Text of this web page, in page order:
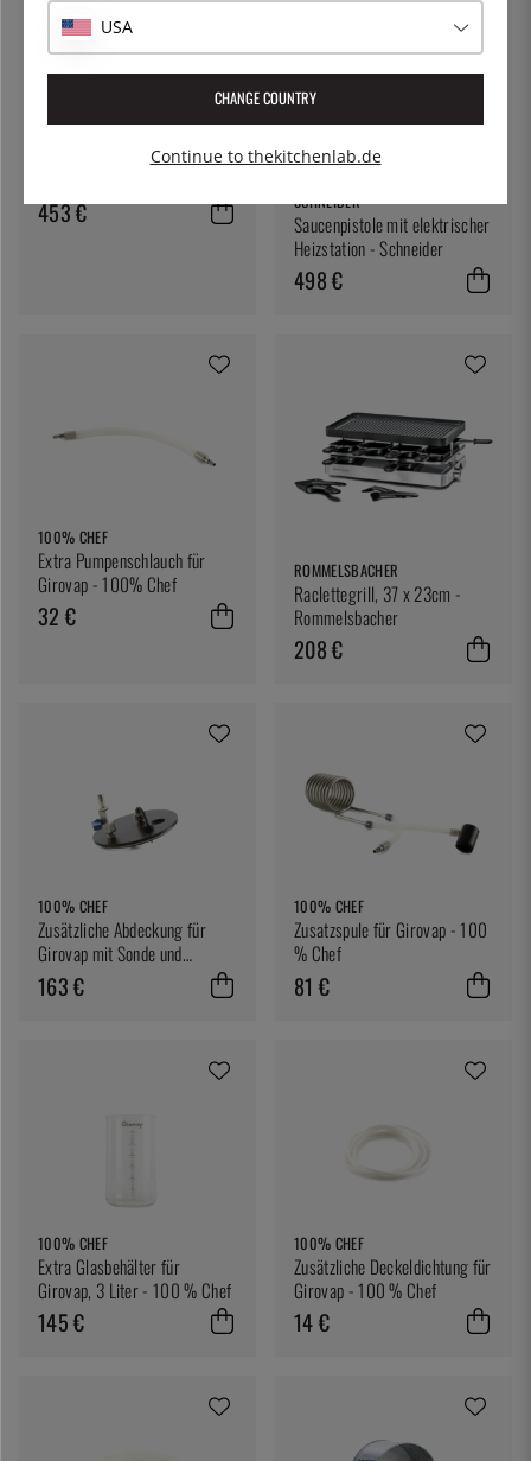
Elektrische Grillplatte 51,8 x
453 € SCHNEIDER
Saucenpistole mit elektrischer
Heizstation - Schneider
498 €
100% CHEF
Extra Pumpenschlauch für
Girovap - 100% Chef
32 €
ROMMELSBACHER
Raclettegrill, 37 x 23cm -
Rommelsbacher
208 €
100% CHEF
Zusätzliche Abdeckung für
Girovap mit Sonde und
Wasserhahn - 100 % Chef
163 €
100% CHEF
Zusatzspule für Girovap - 100
% Chef
81 €
100% CHEF
Extra Glasbehälter für
Girovap, 3 Liter - 100 % Chef
145 €
100% CHEF
Zusätzliche Deckeldichtung für
Girovap - 100 % Chef
14 €
USA
CHANGE COUNTRY
Continue to thekitchenlab.de